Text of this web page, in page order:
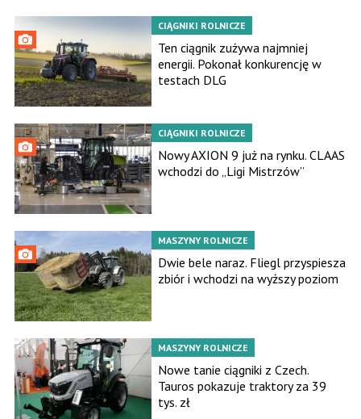
CIĄGNIKI ROLNICZE
Ten ciągnik zużywa najmniej
energii. Pokonał konkurencję w
testach DLG
CIĄGNIKI ROLNICZE
Nowy AXION 9 już na rynku. CLAAS
wchodzi do „Ligi Mistrzów”
MASZYNY ROLNICZE
Dwie bele naraz. Fliegl przyspiesza
zbiór i wchodzi na wyższy poziom
MASZYNY ROLNICZE
Nowe tanie ciągniki z Czech.
Tauros pokazuje traktory za 39
tys. zł